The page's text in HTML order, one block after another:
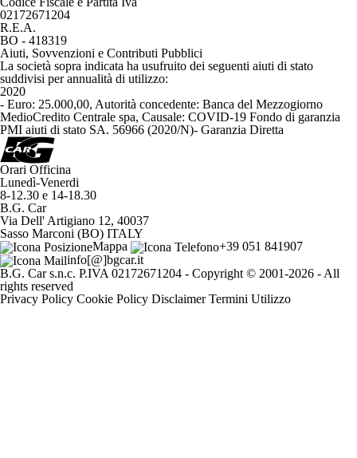
02172671204
R.E.A.
BO - 418319
Aiuti, Sovvenzioni e Contributi Pubblici
La società sopra indicata ha usufruito dei seguenti aiuti di stato
suddivisi per annualità di utilizzo:
2020
- Euro: 25.000,00, Autorità concedente: Banca del Mezzogiorno
MedioCredito Centrale spa, Causale: COVID-19 Fondo di garanzia
PMI aiuti di stato SA. 56966 (2020/N)- Garanzia Diretta
Orari Officina
Lunedì-Venerdi
8-12.30 e 14-18.30
B.G. Car
Via Dell' Artigiano 12, 40037
Sasso Marconi (BO) ITALY
Mappa
+39 051 841907
info[@]bgcar.it
B.G. Car s.n.c. P.IVA 02172671204 - Copyright © 2001-2026 - All
rights reserved
Privacy Policy Cookie Policy Disclaimer Termini Utilizzo